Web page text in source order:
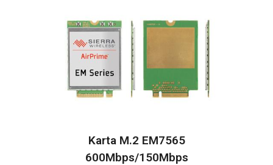
Karta M.2 EM7565
600Mbps/150Mbps